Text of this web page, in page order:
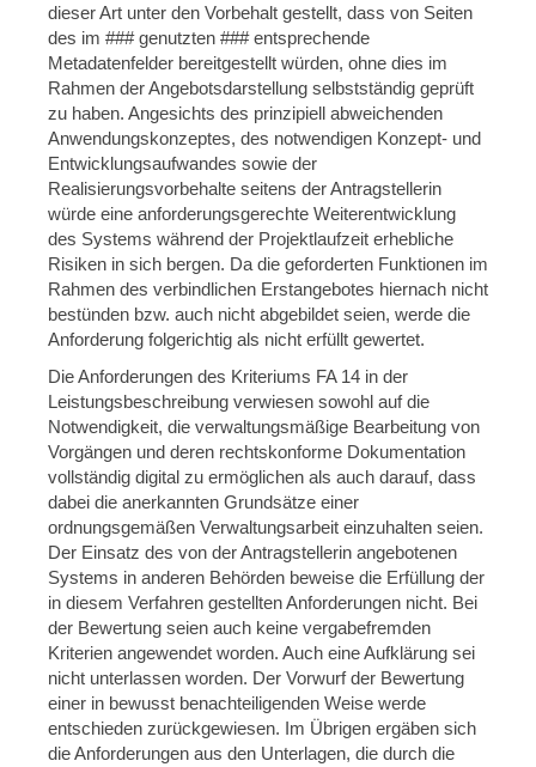
dieser Art unter den Vorbehalt gestellt, dass von Seiten
des im ### genutzten ### entsprechende
Metadatenfelder bereitgestellt würden, ohne dies im
Rahmen der Angebotsdarstellung selbstständig geprüft
zu haben. Angesichts des prinzipiell abweichenden
Anwendungskonzeptes, des notwendigen Konzept- und
Entwicklungsaufwandes sowie der
Realisierungsvorbehalte seitens der Antragstellerin
würde eine anforderungsgerechte Weiterentwicklung
des Systems während der Projektlaufzeit erhebliche
Risiken in sich bergen. Da die geforderten Funktionen im
Rahmen des verbindlichen Erstangebotes hiernach nicht
bestünden bzw. auch nicht abgebildet seien, werde die
Anforderung folgerichtig als nicht erfüllt gewertet.
Die Anforderungen des Kriteriums FA 14 in der
Leistungsbeschreibung verwiesen sowohl auf die
Notwendigkeit, die verwaltungsmäßige Bearbeitung von
Vorgängen und deren rechtskonforme Dokumentation
vollständig digital zu ermöglichen als auch darauf, dass
dabei die anerkannten Grundsätze einer
ordnungsgemäßen Verwaltungsarbeit einzuhalten seien.
Der Einsatz des von der Antragstellerin angebotenen
Systems in anderen Behörden beweise die Erfüllung der
in diesem Verfahren gestellten Anforderungen nicht. Bei
der Bewertung seien auch keine vergabefremden
Kriterien angewendet worden. Auch eine Aufklärung sei
nicht unterlassen worden. Der Vorwurf der Bewertung
einer in bewusst benachteiligenden Weise werde
entschieden zurückgewiesen. Im Übrigen ergäben sich
die Anforderungen aus den Unterlagen, die durch die